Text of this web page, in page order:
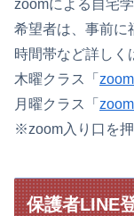
zoomによる自宅
希望者は、事前に
時間帯など詳しく
木曜クラス「
月曜クラス「
※zoom入り口を押
保護者LINE